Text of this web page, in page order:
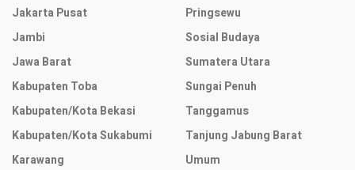
Jakarta Pusat
Jambi
Jawa Barat
Kabupaten Toba
Kabupaten/Kota Bekasi
Kabupaten/Kota Sukabumi
Karawang
Pringsewu
Sosial Budaya
Sumatera Utara
Sungai Penuh
Tanggamus
Tanjung Jabung Barat
Umum